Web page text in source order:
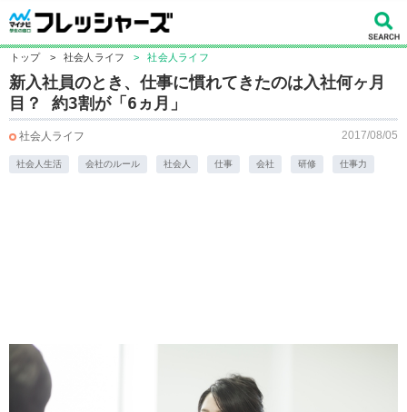
トップ > 社会人ライフ > 社会人ライフ
新入社員のとき、仕事に慣れてきたのは入社何ヶ月
目？ 約3割が「6ヵ月」
社会人ライフ 2017/08/05
社会人生活 会社のルール 社会人 仕事 会社 研修 仕事力